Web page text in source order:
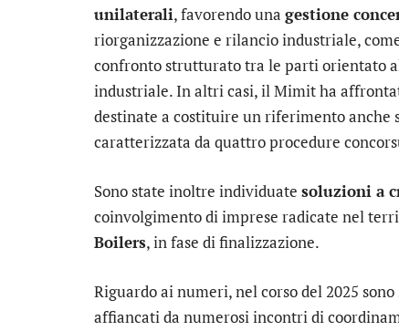
unilaterali, favorendo una gestione
riorganizzazione e rilancio industriale,
confronto strutturato tra le parti orientato
industriale. In altri casi, il Mimit ha
destinate a costituire un riferimento anche
caratterizzata da quattro procedure
Sono state inoltre individuate soluzioni a
coinvolgimento di imprese radicate nel
Boilers, in fase di finalizzazione.
Riguardo ai numeri, nel corso del 2025
affiancati da numerosi incontri di